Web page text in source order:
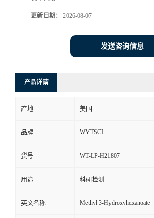
更新日期： 2026-08-07
发送咨询信息
产品详请
产地 美国
品牌 WYTSCI
货号 WT-LP-H21807
用途 科研检测
英文名称 Methyl 3-Hydroxyhexanoate